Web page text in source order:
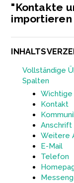
"Kontakte
importieren
Vollständige
Spalten
Wichtige
Kontakt
Anschrift
Weitere
E-Mail
Telefon